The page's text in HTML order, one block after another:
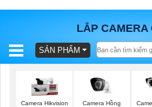
LẮP CAMERA
BÁO
TRỌN
GÓI
SẢN PHẨM
Camera Hikvision
Camera Hồng